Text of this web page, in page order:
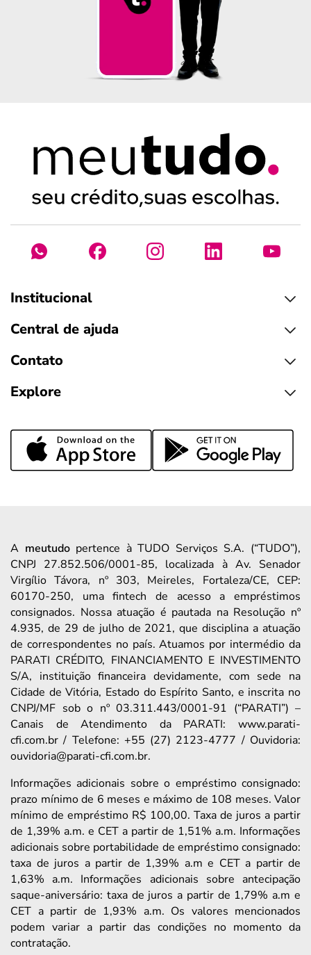
Institucional
Central de ajuda
Contato
Explore
A meutudopertence à TUDO Serviços S.A. (“TUDO”),
CNPJ 27.852.506/0001-85, localizada à Av. Senador
Virgílio Távora, nº 303, Meireles, Fortaleza/CE, CEP:
60170-250, uma fintech de acesso a empréstimos
consignados. Nossa atuação é pautada na Resolução nº
4.935, de 29 de julho de 2021, que disciplina a atuação
de correspondentes no país. Atuamos por intermédio da
PARATI CRÉDITO, FINANCIAMENTO E INVESTIMENTO
S/A, instituição financeira devidamente, com sede na
Cidade de Vitória, Estado do Espírito Santo, e inscrita no
CNPJ/MF sob o nº 03.311.443/0001-91 (“PARATI”) –
Canais de Atendimento da PARATI: www.parati-
cfi.com.br / Telefone: +55 (27) 2123-4777 / Ouvidoria:
ouvidoria@parati-cfi.com.br.
Informações adicionais sobre o empréstimo consignado:
prazo mínimo de 6 meses e máximo de 108 meses. Valor
mínimo de empréstimo R$ 100,00. Taxa de juros a partir
de 1,39% a.m. e CET a partir de 1,51% a.m. Informações
adicionais sobre portabilidade de empréstimo consignado:
taxa de juros a partir de 1,39% a.m e CET a partir de
1,63% a.m. Informações adicionais sobre antecipação
saque-aniversário: taxa de juros a partir de 1,79% a.m e
CET a partir de 1,93% a.m. Os valores mencionados
podem variar a partir das condições no momento da
contratação.